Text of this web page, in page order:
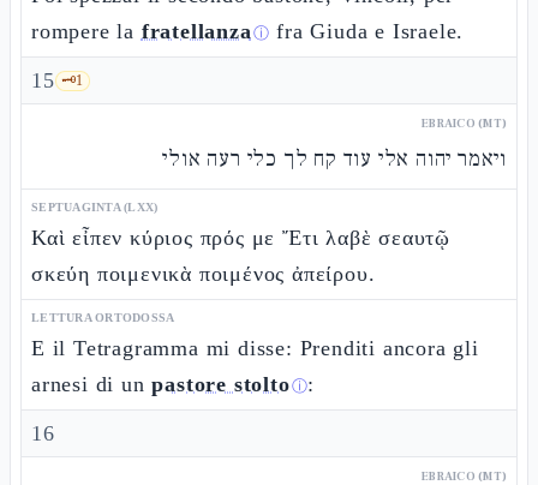
rompere la fratellanzaⓘ fra Giuda e Israele.
15 🗝️1
EBRAICO (MT)
ויאמר יהוה אלי עוד קח לך כלי רעה אולי
SEPTUAGINTA (LXX)
Καὶ εἶπεν κύριος πρός με Ἔτι λαβὲ σεαυτῷ
σκεύη ποιμενικὰ ποιμένος ἀπείρου.
LETTURA ORTODOSSA
E il Tetragramma mi disse: Prenditi ancora gli
arnesi di unpastore stoltoⓘ:
16
EBRAICO (MT)